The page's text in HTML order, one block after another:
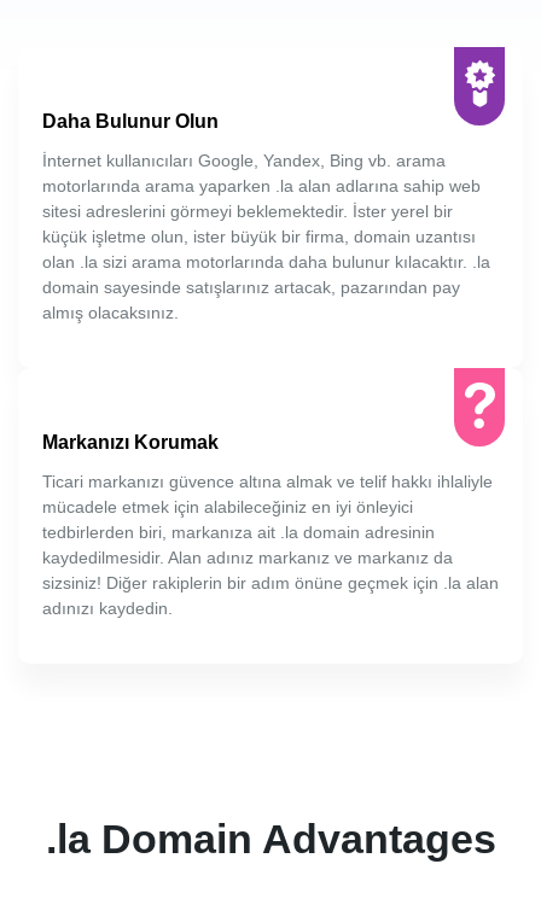
Daha Bulunur Olun
İnternet kullanıcıları Google, Yandex, Bing vb. arama
motorlarında arama yaparken .la alan adlarına sahip web
sitesi adreslerini görmeyi beklemektedir. İster yerel bir
küçük işletme olun, ister büyük bir firma, domain uzantısı
olan .la sizi arama motorlarında daha bulunur kılacaktır. .la
domain sayesinde satışlarınız artacak, pazarından pay
almış olacaksınız.
Markanızı Korumak
Ticari markanızı güvence altına almak ve telif hakkı ihlaliyle
mücadele etmek için alabileceğiniz en iyi önleyici
tedbirlerden biri, markanıza ait .la domain adresinin
kaydedilmesidir. Alan adınız markanız ve markanız da
sizsiniz! Diğer rakiplerin bir adım önüne geçmek için .la alan
adınızı kaydedin.
.la Domain Advantages